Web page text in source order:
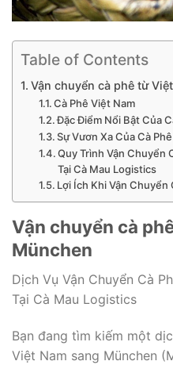
Table of Contents
Vận chuyển cà phê từ
Cà Phê Việt Nam
Đặc Điểm Nổi Bật Của
Sự Vươn Xa Của Cà
Quy Trình Vận Chuyển
Tại Cà Mau Logistics
Lợi Ích Khi Vận Chuyển
Vận chuyển cà
München
Dịch Vụ Vận Chuyển Cà
Tại Cà Mau Logistics
Bạn đang tìm kiếm một
Việt Nam sang München